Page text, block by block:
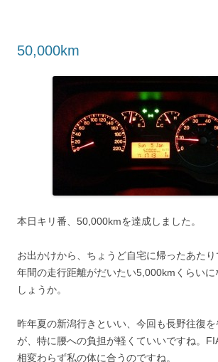
50,000km
本日キリ番、50,000kmを達成しました。
お出かけから、ちょうど自宅に帰ったあたり
年間の走行距離がだいたい5,000kmくらい
しょうか。
昨年夏の新潟行きといい、今回も長野往復
が、特に腰への負担が軽くていいですね。
相変わらず私の体に合うのですね。